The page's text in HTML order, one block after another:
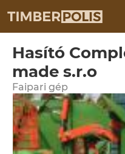
Hasító
made s.r.o
Faipari gép